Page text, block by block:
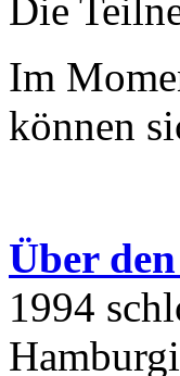
Die
Im
können
Über
1994